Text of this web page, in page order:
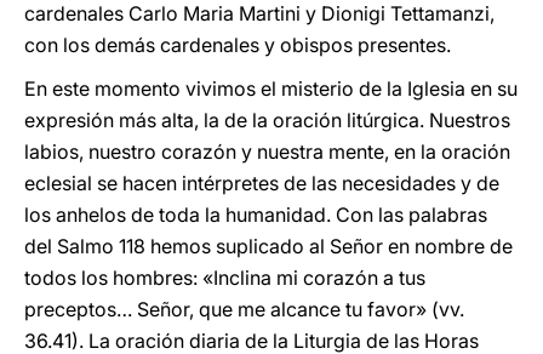
cardenales Carlo Maria Martini y Dionigi Tettamanzi,
con los demás cardenales y obispos presentes.
En este momento vivimos el misterio de la Iglesia en su
expresión más alta, la de la oración litúrgica. Nuestros
labios, nuestro corazón y nuestra mente, en la oración
eclesial se hacen intérpretes de las necesidades y de
los anhelos de toda la humanidad. Con las palabras
del Salmo 118 hemos suplicado al Señor en nombre de
todos los hombres: «Inclina mi corazón a tus
preceptos… Señor, que me alcance tu favor» (vv.
36.41). La oración diaria de la Liturgia de las Horas